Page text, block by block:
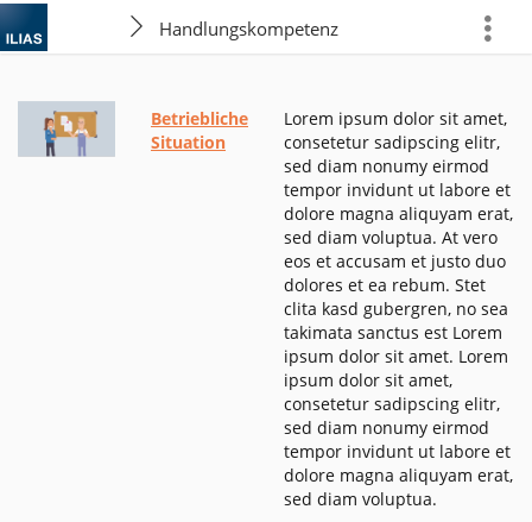
Handlungskompetenz
more
Betriebliche
Situation
Lorem ipsum dolor sit amet,
consetetur sadipscing elitr,
sed diam nonumy eirmod
tempor invidunt ut labore et
dolore magna aliquyam erat,
sed diam voluptua. At vero
eos et accusam et justo duo
dolores et ea rebum. Stet
clita kasd gubergren, no sea
takimata sanctus est Lorem
ipsum dolor sit amet. Lorem
ipsum dolor sit amet,
consetetur sadipscing elitr,
sed diam nonumy eirmod
tempor invidunt ut labore et
dolore magna aliquyam erat,
sed diam voluptua.